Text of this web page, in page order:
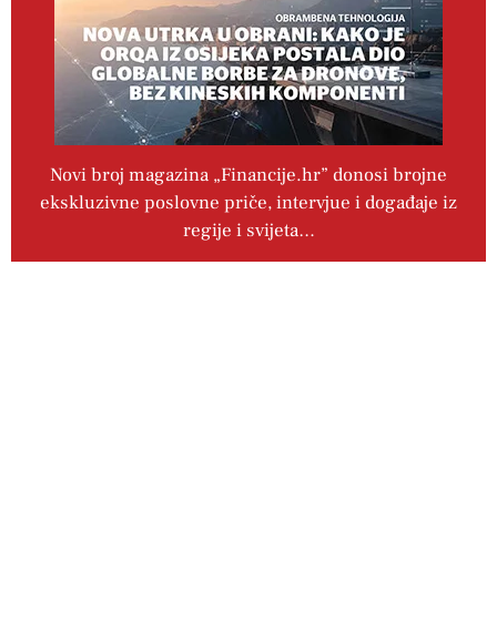
Novi broj magazina „Financije.hr” donosi brojne
ekskluzivne poslovne priče, intervjue i događaje iz
regije i svijeta…